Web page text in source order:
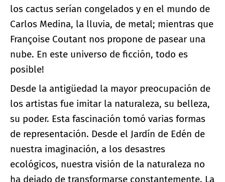
los cactus serían congelados y en el mundo de
Carlos Medina, la lluvia, de metal; mientras que
Françoise Coutant nos propone de pasear una
nube. En este universo de ficción, todo es
posible!
Desde la antigüedad la mayor preocupación de
los artistas fue imitar la naturaleza, su belleza,
su poder. Esta fascinación tomó varias formas
de representación. Desde el Jardín de Edén de
nuestra imaginación, a los desastres
ecológicos, nuestra visión de la naturaleza no
ha dejado de transformarse constantemente. La